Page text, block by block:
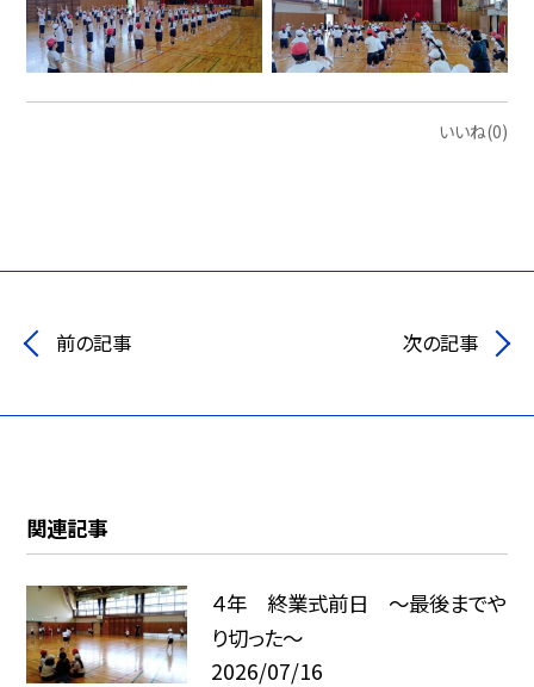
いいね(0)
前の記事 次の記事
関連記事
４年 終業式前日 ～最後までや
り切った～
2026/07/16